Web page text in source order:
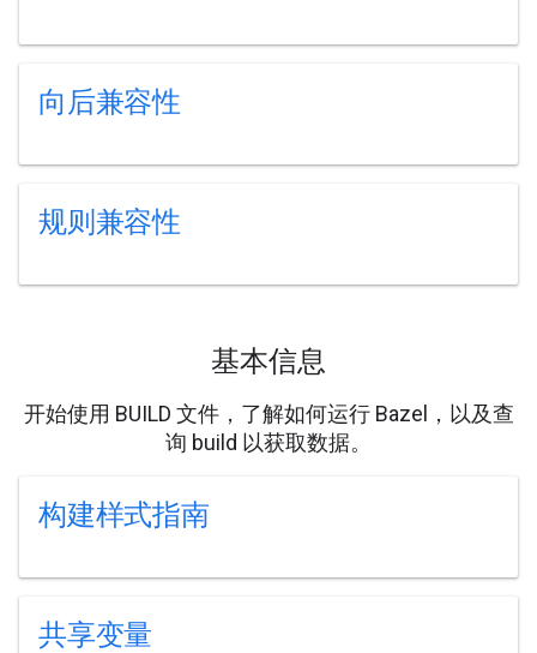
向后兼容性
规则兼容性
基本信息
开始使用 BUILD 文件，了解如何运行 Bazel，以及查
询 build 以获取数据。
构建样式指南
共享变量